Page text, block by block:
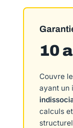
10
Couvre
ayant un
calculs